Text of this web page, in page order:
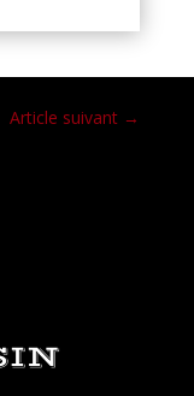
Article suivant →